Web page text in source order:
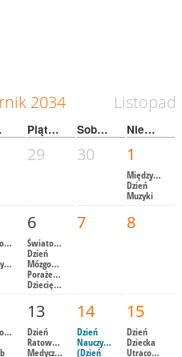
2034 Listopad
Piątek Sobota Niedziela
29 30 1
Dzień
Muzyki
Nauczyciela
6
Światowy
Dzień
Mózgowego
Porażenia
Dziecięcego
7 8
13
Dzień
Ratownictwa
Medycznego
14
Dzień
Nauczyciela
(Dzień
15
Dzień
Dziecka
Utraconego